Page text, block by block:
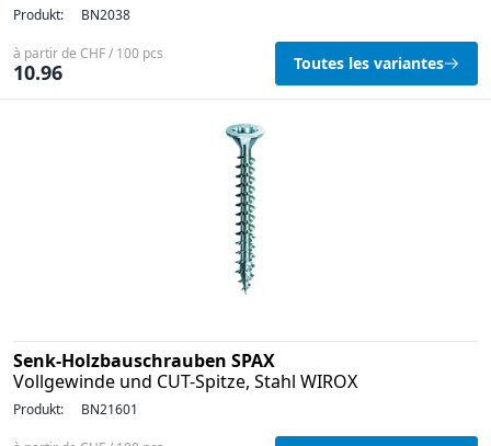
Produkt: BN2038
à partir de CHF / 100 pcs
10.96 Toutes les variantes
Senk-Holzbauschrauben SPAX
Vollgewinde und CUT-Spitze, Stahl WIROX
Produkt: BN21601